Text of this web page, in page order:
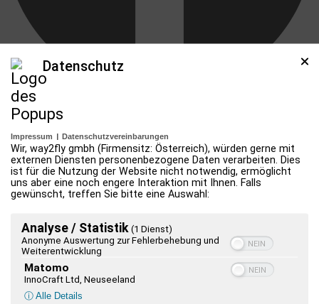
Datenschutz
Impressum | Datenschutzvereinbarungen
Wir, way2fly gmbh (Firmensitz: Österreich), würden gerne mit
externen Diensten personenbezogene Daten verarbeiten. Dies
ist für die Nutzung der Website nicht notwendig, ermöglicht
uns aber eine noch engere Interaktion mit Ihnen. Falls
gewünscht, treffen Sie bitte eine Auswahl:
Analyse / Statistik (1 Dienst)
Anonyme Auswertung zur Fehlerbehebung und
Weiterentwicklung
Matomo
InnoCraft Ltd, Neuseeland
ⓘ Alle Details